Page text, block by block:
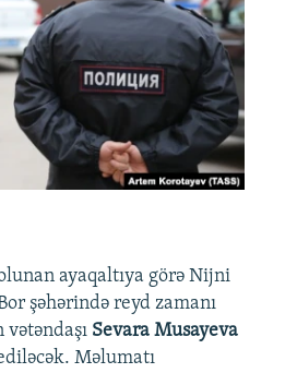
ayaqaltıya görə Nijni
şəhərində reyd zamanı
vətəndaşı Sevara Musayeva
Məlumatı